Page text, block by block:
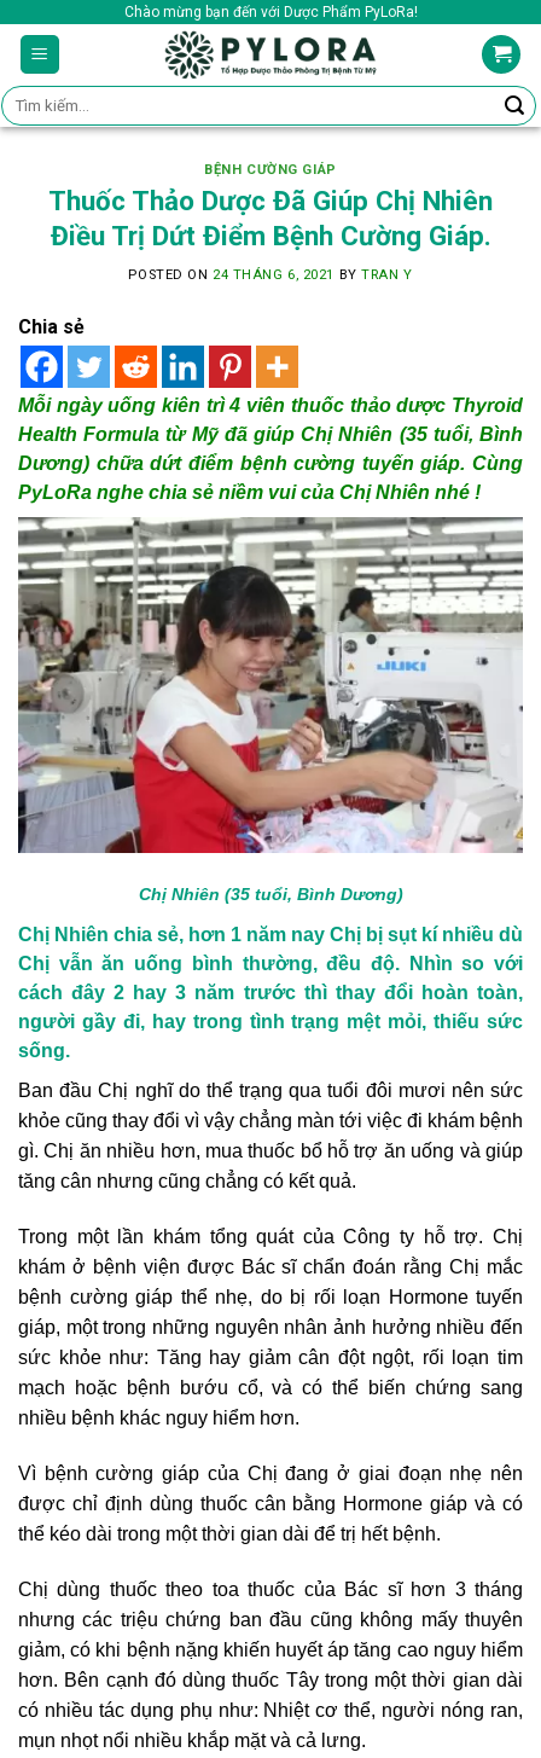
content
Chào mừng bạn đến với Dược Phẩm PyLoRa!
Tìm
kiếm:
BỆNH CƯỜNG GIÁP
Thuốc Thảo Dược Đã Giúp Chị Nhiên
Điều Trị Dứt Điểm Bệnh Cường Giáp.
POSTED ON 24 THÁNG 6, 2021 BYTRAN Y
Chia sẻ
Mỗi ngày uống kiên trì 4 viên thuốc thảo dược Thyroid
Health Formula từ Mỹ đã giúp Chị Nhiên (35 tuổi, Bình
Dương) chữa dứt điểm bệnh cường tuyến giáp. Cùng
PyLoRa nghe chia sẻ niềm vui của Chị Nhiên nhé !
Chị Nhiên (35 tuổi, Bình Dương)
Chị Nhiên chia sẻ, hơn 1 năm nay Chị bị sụt kí nhiều dù
Chị vẫn ăn uống bình thường, đều độ. Nhìn so với
cách đây 2 hay 3 năm trước thì thay đổi hoàn toàn,
người gầy đi, hay trong tình trạng mệt mỏi, thiếu sức
sống.
Ban đầu Chị nghĩ do thể trạng qua tuổi đôi mươi nên sức
khỏe cũng thay đổi vì vậy chẳng màn tới việc đi khám bệnh
gì. Chị ăn nhiều hơn, mua thuốc bổ hỗ trợ ăn uống và giúp
tăng cân nhưng cũng chẳng có kết quả.
Trong một lần khám tổng quát của Công ty hỗ trợ. Chị
khám ở bệnh viện được Bác sĩ chẩn đoán rằng Chị mắc
bệnh cường giáp thể nhẹ, do bị rối loạn Hormone tuyến
giáp, một trong những nguyên nhân ảnh hưởng nhiều đến
sức khỏe như: Tăng hay giảm cân đột ngột, rối loạn tim
mạch hoặc bệnh bướu cổ, và có thể biến chứng sang
nhiều bệnh khác nguy hiểm hơn.
Vì bệnh cường giáp của Chị đang ở giai đoạn nhẹ nên
được chỉ định dùng thuốc cân bằng Hormone giáp và có
thể kéo dài trong một thời gian dài để trị hết bệnh.
Chị dùng thuốc theo toa thuốc của Bác sĩ hơn 3 tháng
nhưng các triệu chứng ban đầu cũng không mấy thuyên
giảm, có khi bệnh nặng khiến huyết áp tăng cao nguy hiểm
hơn. Bên cạnh đó dùng thuốc Tây trong một thời gian dài
có nhiều tác dụng phụ như: Nhiệt cơ thể, người nóng ran,
mụn nhọt nổi nhiều khắp mặt và cả lưng.